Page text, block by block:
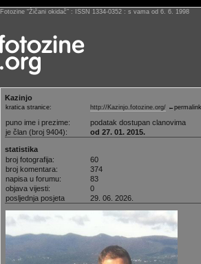
Fotozine “Žičani okidač” : ISSN 1334-0352 : s vama od 6. 6. 1998
Kazinjo
kratica stranice: http://Kazinjo.fotozine.org/ ←permalink
puno ime i prezime:
podatak dostupan clanovima
je član (broj 9404):
od 27. 01. 2015.
statistika
broj fotografija:
60
broj komentara:
374
napisa u forumu:
83
objava vijesti:
0
posljednja posjeta
29. 06. 2026.